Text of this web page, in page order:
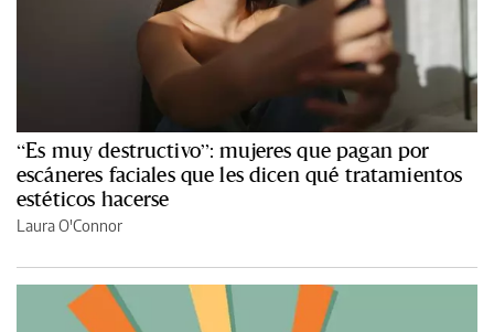
“Es muy destructivo”: mujeres que pagan por
escáneres faciales que les dicen qué tratamientos
estéticos hacerse
Laura O'Connor